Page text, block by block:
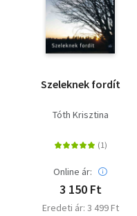
Szeleknek fordít
Tóth Krisztina
Online ár:
3 150 Ft
Eredeti ár: 3 499 Ft